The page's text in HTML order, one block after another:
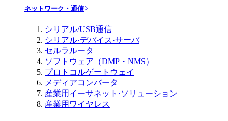
ネットワーク・通信
シリアル/USB通信
シリアル·デバイス·サーバ
セルラルータ
ソフトウェア（DMP・NMS）
プロトコルゲートウェイ
メディアコンバータ
産業用イーサネット·ソリューション
産業用ワイヤレス